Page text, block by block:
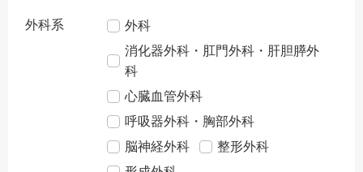
外科系
外科
消化器外科・肛門外科・肝胆膵外
科
心臓血管外科
呼吸器外科・胸部外科
脳神経外科
整形外科